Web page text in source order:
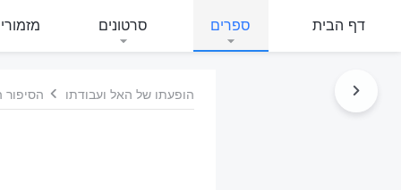
דף הבית ספרים סרטונים
הופעתו של האל ועבודתו הסיפור